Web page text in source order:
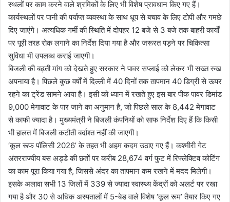
स्थलों पर काम करने वाले श्रमिकों के लिए भी विशेष प्रावधान किए गए हैं।
कार्यस्थलों पर पानी की पर्याप्त व्यवस्था के साथ धूप से बचाव के लिए टोपी और गमछे
दिए जाएंगे। अत्यधिक गर्मी की स्थिति में दोपहर 12 बजे से 3 बजे तक बाहरी कार्यों
पर पूरी तरह रोक लगाने का निर्देश दिया गया है और जरूरत पड़ने पर चिकित्सा
सुविधा भी उपलब्ध कराई जाएगी।
बिजली की बढ़ती मांग को देखते हुए सरकार ने पावर सप्लाई को लेकर भी सख्त रुख
अपनाया है। पिछले कुछ वर्षों में दिल्ली में 40 दिनों तक तापमान 40 डिग्री से ऊपर
रहने का ट्रेंड सामने आया है। इसी को ध्यान में रखते हुए इस बार पीक पावर डिमांड
9,000 मेगावाट के पार जाने का अनुमान है, जो पिछले साल के 8,442 मेगावाट
से काफी ज्यादा है। मुख्यमंत्री ने बिजली कंपनियों को साफ निर्देश दिए हैं कि किसी
भी हालत में बिजली कटौती बर्दाश्त नहीं की जाएगी।
‘कूल रूफ पॉलिसी 2026’ के तहत भी अहम कदम उठाए गए हैं। कश्मीरी गेट
अंतरराज्यीय बस अड्डे की छतों पर करीब 28,674 वर्ग फुट में रिफ्लेक्टिव कोटिंग
का काम पूरा किया गया है, जिससे अंदर का तापमान कम रखने में मदद मिलेगी।
इसके अलावा सभी 13 जिलों में 339 से ज्यादा स्वास्थ्य केंद्रों को अलर्ट पर रखा
गया है और 30 से अधिक अस्पतालों में 5-बेड वाले विशेष ‘कूल रूम’ तैयार किए गए